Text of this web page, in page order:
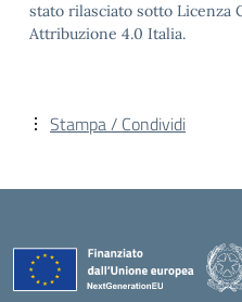
stato rilasciato sotto Licenza
Attribuzione 4.0 Italia.
Stampa / Condividi